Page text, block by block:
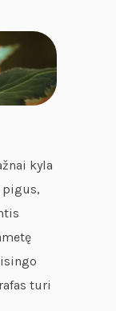
kyla
pigus,
turi